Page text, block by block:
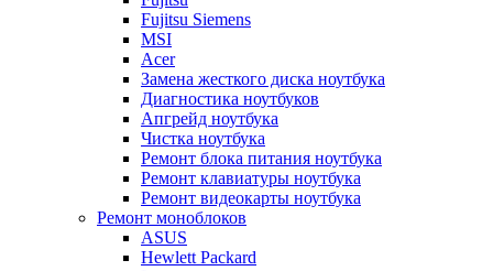
Fujitsu Siemens
MSI
Acer
Замена жесткого диска ноутбука
Диагностика ноутбуков
Апгрейд ноутбука
Чистка ноутбука
Ремонт блока питания ноутбука
Ремонт клавиатуры ноутбука
Ремонт видеокарты ноутбука
Ремонт моноблоков
ASUS
Hewlett Packard